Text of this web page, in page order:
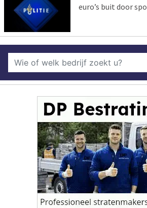
euro’s buit door